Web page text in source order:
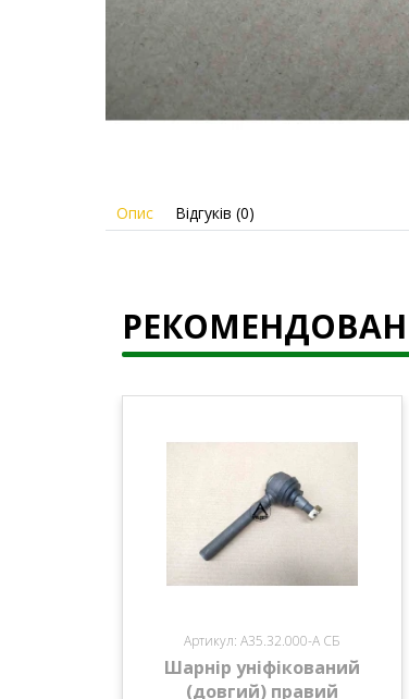
Опис Відгуків (0)
Артикул: А35.32.000-А СБ
Шарнір уніфікований
(довгий) правий